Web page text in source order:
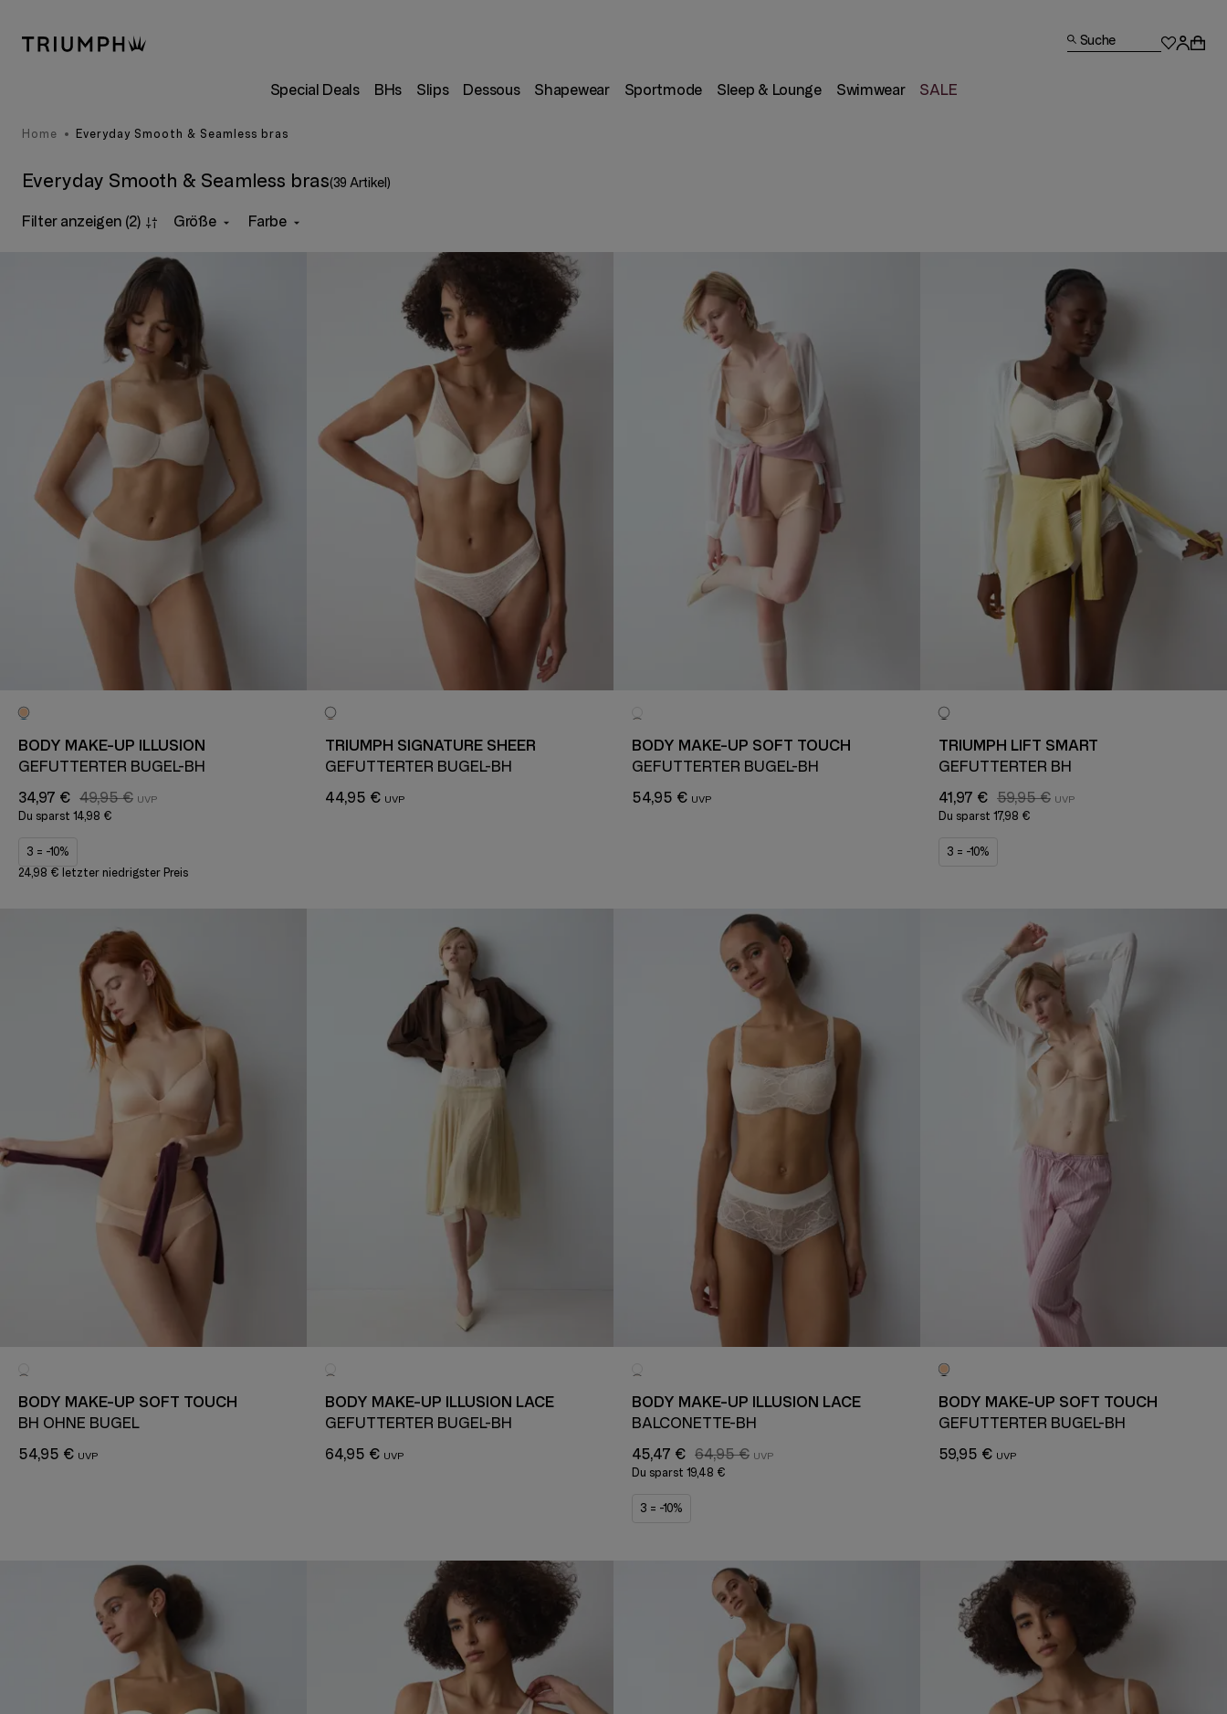
Special Deals BHs Slips Dessous Shapewear Sportmode Sleep & Lounge Swimwear SALE
Suche
Home Everyday Smooth & Seamless bras
Everyday Smooth & Seamless bras(39 Artikel)
Filter anzeigen (2) Größe Farbe
BODY MAKE-UP ILLUSION
GEFÜTTERTER BÜGEL-BH
34,97 € 49,95 €
Du sparst 14,98 €
3 = -10%
24,98 € letzter niedrigster Preis
TRIUMPH SIGNATURE SHEER
GEFÜTTERTER BÜGEL-BH
44,95 €
BODY MAKE-UP SOFT TOUCH
GEFÜTTERTER BÜGEL-BH
54,95 €
TRIUMPH LIFT SMART
GEFÜTTERTER BH
41,97 € 59,95 €
Du sparst 17,98 €
3 = -10%
BODY MAKE-UP SOFT TOUCH
BH OHNE BÜGEL
54,95 €
BODY MAKE-UP ILLUSION LACE
GEFÜTTERTER BÜGEL-BH
64,95 €
BODY MAKE-UP ILLUSION LACE
BALCONETTE-BH
45,47 € 64,95 €
Du sparst 19,48 €
3 = -10%
BODY MAKE-UP SOFT TOUCH
GEFÜTTERTER BÜGEL-BH
59,95 €